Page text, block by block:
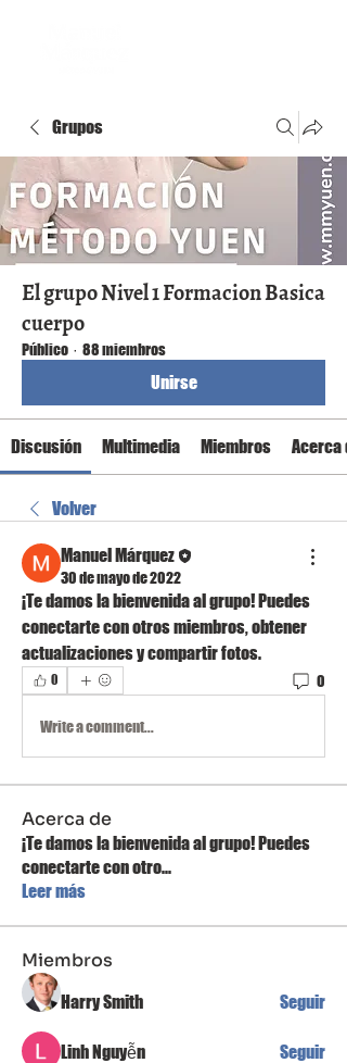
Grupos
El grupo Nivel 1 Formacion Basica
cuerpo
Público · 88 miembros
Unirse
Discusión Multimedia Miembros Acerca
Volver
Manuel Márquez
30 de mayo de 2022
¡Te damos la bienvenida al grupo! Puedes
conectarte con otros miembros, obtener
actualizaciones y compartir fotos.
0 0
Write a comment...
Acerca de
¡Te damos la bienvenida al grupo! Puedes
conectarte con otro...
Leer más
Miembros
Harry Smith Seguir
Linh Nguyễn
Seguir